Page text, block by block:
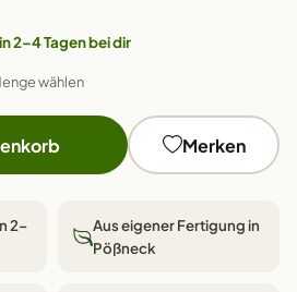
2–4 Tagen bei dir
wählen
Merken
2–
Aus eigener Fertigung in
Pößneck